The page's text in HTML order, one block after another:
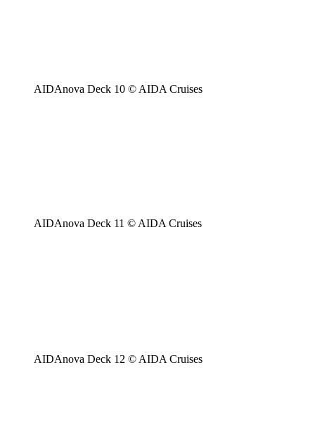
AIDAnova Deck 10 © AIDA Cruises
AIDAnova Deck 11 © AIDA Cruises
AIDAnova Deck 12 © AIDA Cruises